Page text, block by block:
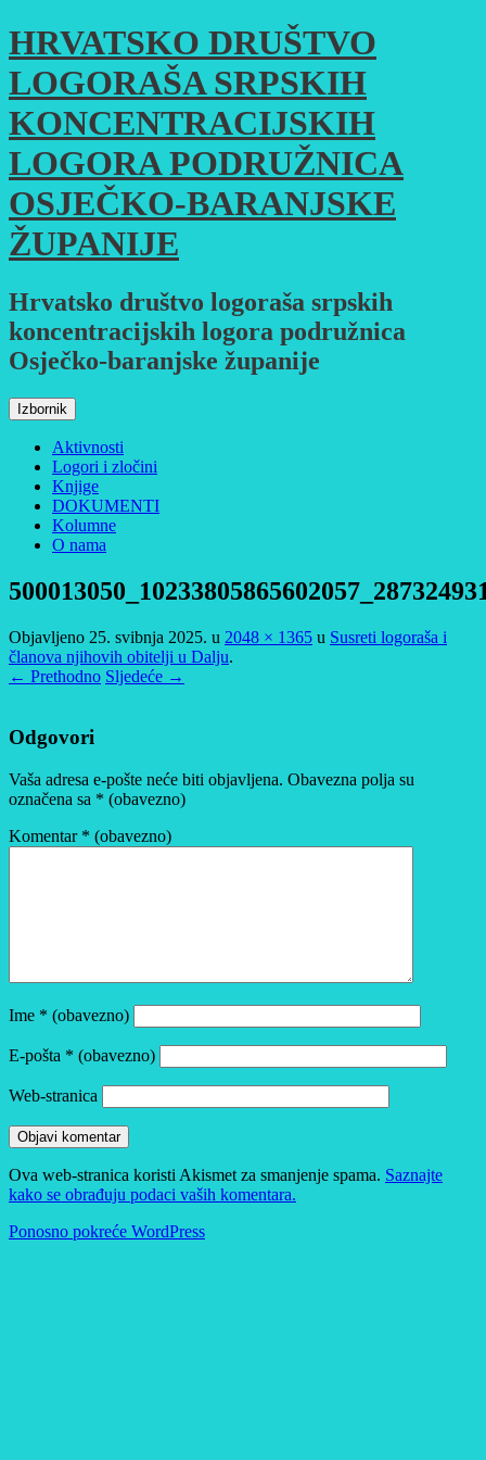
Skoči
do
sadržaja
HRVATSKO DRUŠTVO
LOGORAŠA SRPSKIH
KONCENTRACIJSKIH
LOGORA PODRUŽNICA
OSJEČKO-BARANJSKE
ŽUPANIJE
Hrvatsko društvo logoraša srpskih
koncentracijskih logora podružnica
Osječko-baranjske županije
Izbornik
Aktivnosti
Logori i zločini
Knjige
DOKUMENTI
Kolumne
O nama
Objavljeno 25. svibnja 2025. u 2048 × 1365 u Susreti logoraša i
članova njihovih obitelji u Dalju.
← Prethodno Sljedeće →
Odgovori
Vaša adresa e-pošte neće biti objavljena. Obavezna polja su
označena sa * (obavezno)
Komentar * (obavezno)
Ime * (obavezno)
E-pošta * (obavezno)
Web-stranica
Ova web-stranica koristi Akismet za smanjenje spama. Saznajte
kako se obrađuju podaci vaših komentara.
Ponosno pokreće WordPress